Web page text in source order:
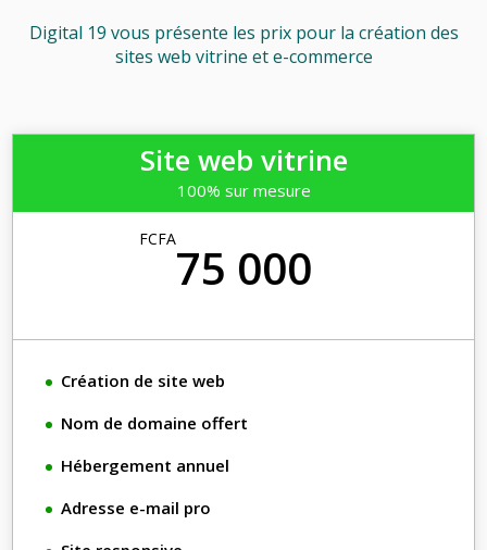
Digital 19 vous présente les prix pour la création des
sites web vitrine et e-commerce
Site web vitrine
100% sur mesure
FCFA75 000
Création de site web
Nom de domaine offert
Hébergement annuel
Adresse e-mail pro